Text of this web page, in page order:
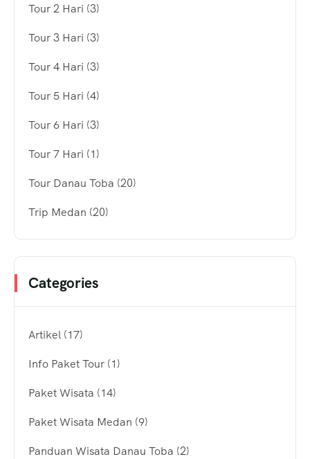
Tour 2 Hari (3)
Tour 3 Hari (3)
Tour 4 Hari (3)
Tour 5 Hari (4)
Tour 6 Hari (3)
Tour 7 Hari (1)
Tour Danau Toba (20)
Trip Medan (20)
Categories
Artikel (17)
Info Paket Tour (1)
Paket Wisata (14)
Paket Wisata Medan (9)
Panduan Wisata Danau Toba (2)